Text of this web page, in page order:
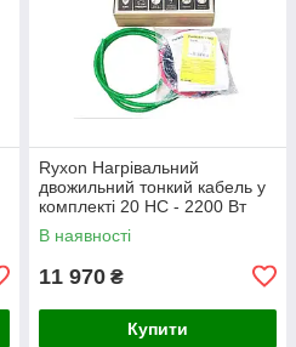
Ryxon Нагрівальний
двожильний тонкий кабель у
комплекті 20 HC - 2200 Вт
(110 м)
В наявності
11 970 ₴
Купити